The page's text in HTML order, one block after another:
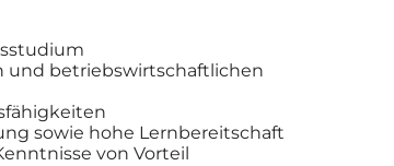
und betriebswirtschaftlichen
sowie hohe Lernbereitschaft
von Vorteil